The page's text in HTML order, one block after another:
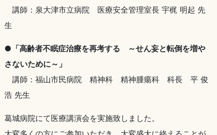
講師：泉大津市立病院 医療安全管理室長 宇梶 明起 先
生
●「高齢者不眠症治療を再考する ～せん妄と転倒を増や
さないために～」
講師：福山市民病院 精神科 精神腫瘍科 科長 平 俊
浩 先生
葛城病院にて医療講演会を実施致しました。